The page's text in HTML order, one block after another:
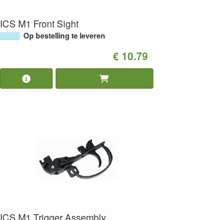
ICS M1 Front Sight
Op bestelling te leveren
€ 10.79
ICS M1 Trigger Assembly